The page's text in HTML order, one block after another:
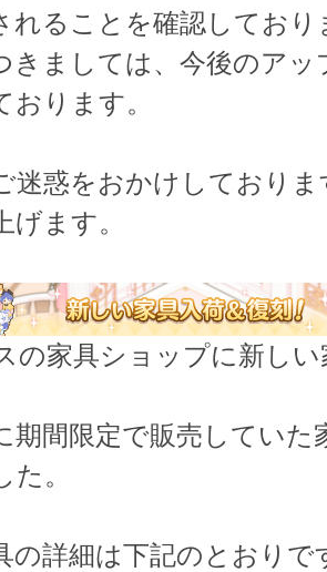
れることを確認しており
きましては、今後のアッ
おります。
迷惑をおかけしており
げます。
の家具ショップに新し
期間限定で販売していた
。
の詳細は下記のとおりで